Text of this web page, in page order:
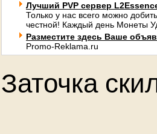
Лучший PVP сервер
Только у нас всего можно
честной! Каждый день Монеты
Разместите здесь Ваше
Promo-Reklama.ru
Заточка